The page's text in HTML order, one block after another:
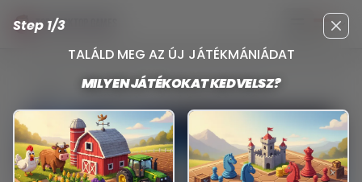
TOP DESKTOP GAMES Főmenü
Step 1/3
TALÁLD MEG AZ ÚJ JÁTÉKMÁNIÁDAT
MILYEN JÁTÉKOKAT KEDVELSZ?